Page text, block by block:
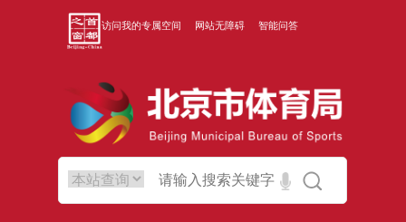
访问我的专属空间 网站无障碍 智能问答